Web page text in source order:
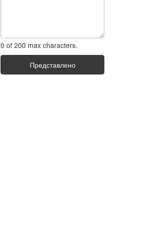
0 of 200 max characters.
Представлено